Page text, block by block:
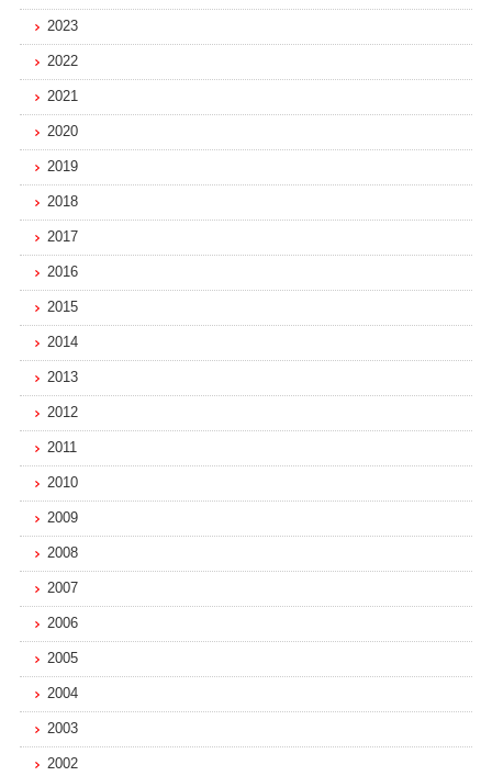
2023
2022
2021
2020
2019
2018
2017
2016
2015
2014
2013
2012
2011
2010
2009
2008
2007
2006
2005
2004
2003
2002